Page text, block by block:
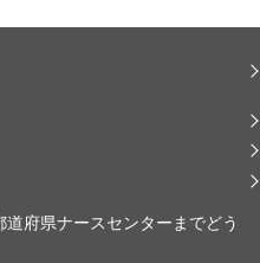
府県ナースセンターまでどう